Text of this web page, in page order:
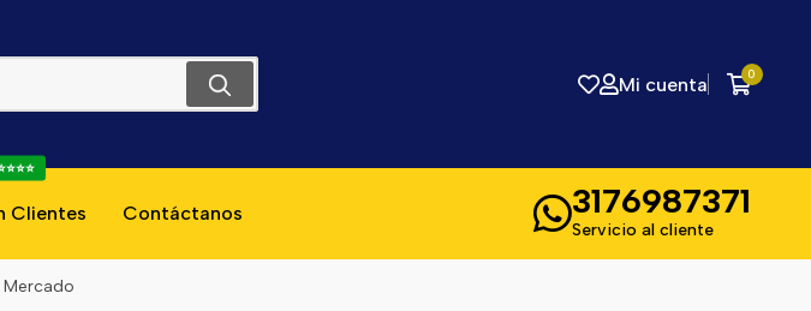
Mi cuenta 0
Clientes Contáctanos 3176987371
Servicio al cliente
Mercado